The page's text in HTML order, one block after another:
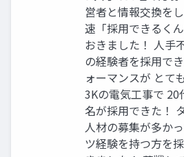
営者と情報交換を
速「採用できるく
おきました！ 人手
の経験者を採用で
ォーマンスが とて
3Kの電気工事で
名が採用できた！
人材の募集が多か
ツ経験を持つ方を